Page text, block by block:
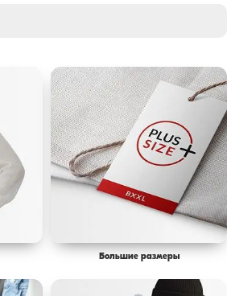
Большие размеры